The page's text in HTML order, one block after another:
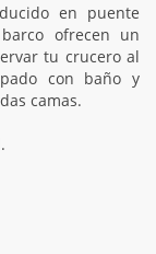
en puente
ofrecen un
tu crucero al
con baño y
camas.